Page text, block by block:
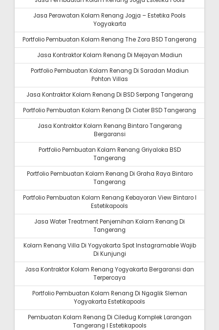
Jasa Perawatan Kolam Renang Jogja – Estetika Pools
Yogyakarta
Portfolio Pembuatan Kolam Renang The Zora BSD Tangerang
Jasa Kontraktor Kolam Renang Di Mejayan Madiun
Portfolio Pembuatan Kolam Renang Di Saradan Madiun
Pohton Villas
Jasa Kontraktor Kolam Renang Di BSD Serpong Tangerang
Portfolio Pembuatan Kolam Renang Di Ciater BSD Tangerang
Jasa Kontraktor Kolam Renang Bintaro Tangerang
Bergaransi
Portfolio Pembuatan Kolam Renang Griyaloka BSD
Tangerang
Portfolio Pembuatan Kolam Renang Di Graha Raya Bintaro
Tangerang
Portfolio Pembuatan Kolam Renang Kebayoran View Bintaro I
Estetikapools
Jasa Water Treatment Penjernihan Kolam Renang Di
Tangerang
Kolam Renang Villa Di Yogyakarta Spot Instagramable Wajib
Di Kunjungi
Jasa Kontraktor Kolam Renang Yogyakarta Bergaransi dan
Terpercaya
Portfolio Pembuatan Kolam Renang Di Ngaglik Sleman
Yogyakarta Estetikapools
Pembuatan Kolam Renang Di Ciledug Komplek Larangan
Tangerang I Estetikapools